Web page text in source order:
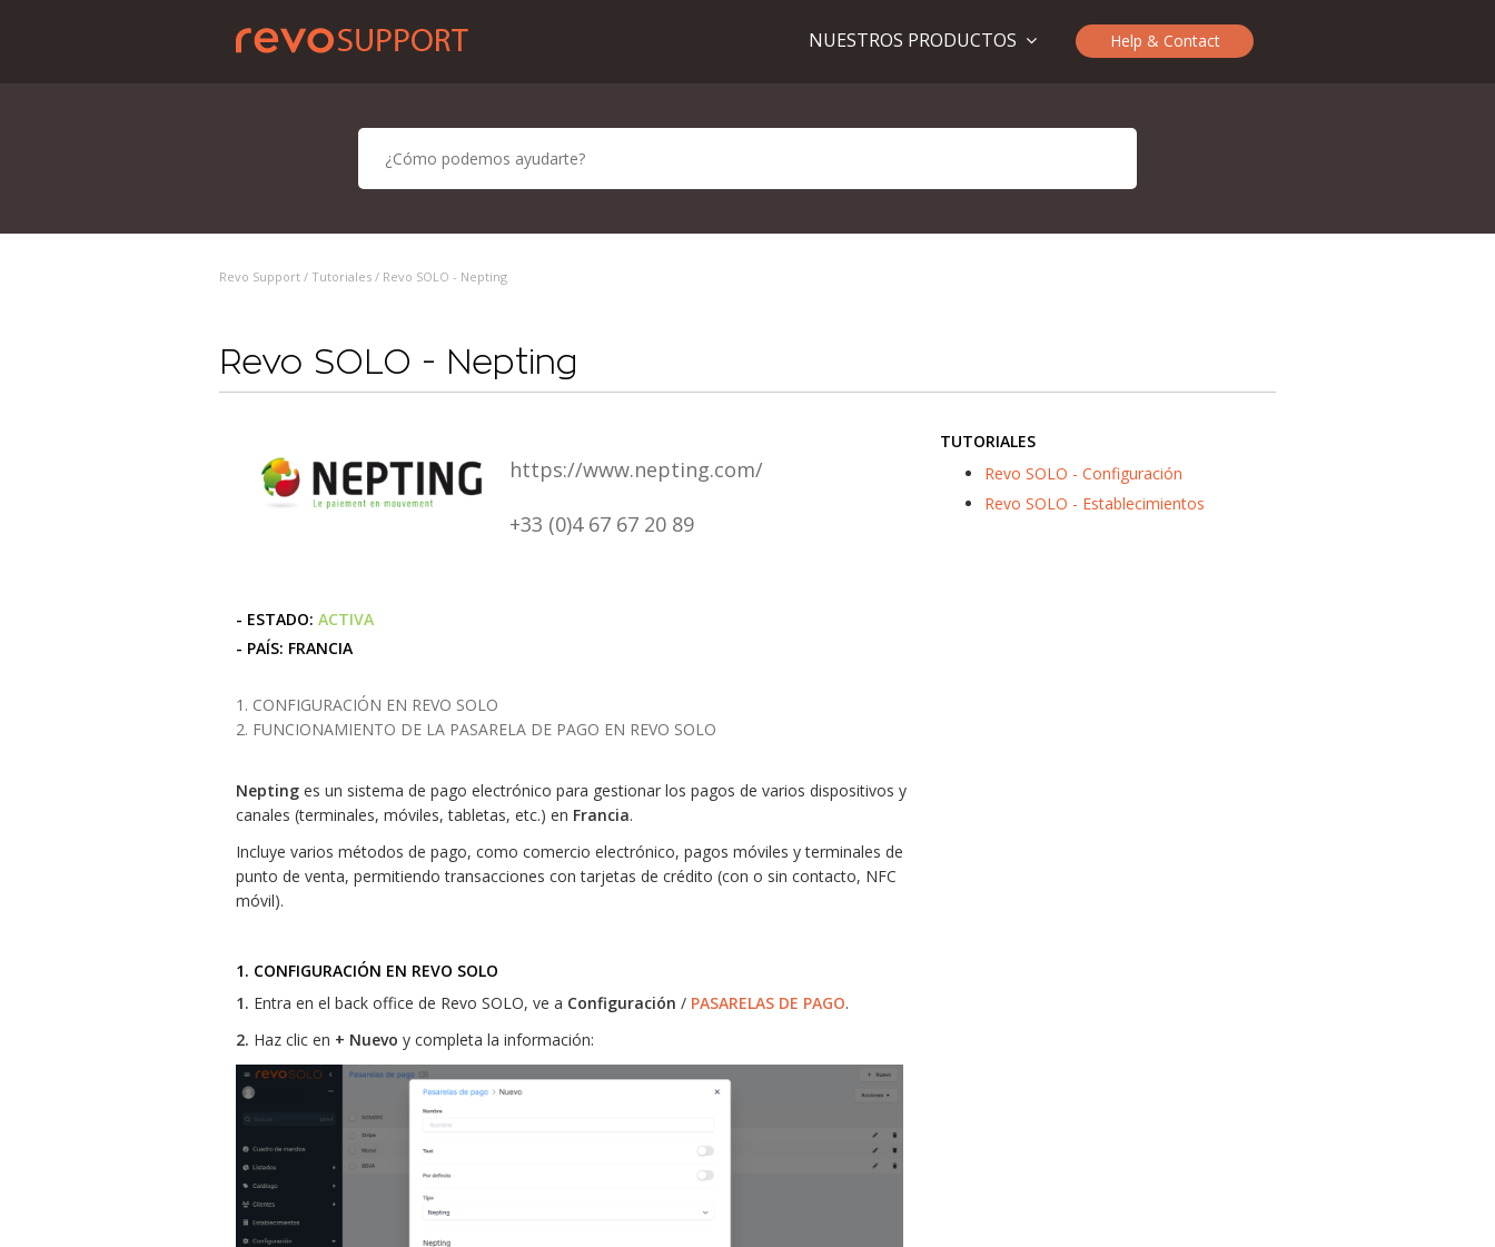
Help & Contact
NUESTROS PRODUCTOS
Revo Support / Tutoriales / Revo SOLO - Nepting
Revo SOLO - Nepting
https://www.nepting.com/
+33 (0)4 67 67 20 89
- ESTADO: ACTIVA
- PAÍS: FRANCIA
1. CONFIGURACIÓN EN REVO SOLO
2. FUNCIONAMIENTO DE LA PASARELA DE PAGO EN REVO SOLO
Nepting es un sistema de pago electrónico para gestionar los pagos de varios dispositivos y
canales (terminales, móviles, tabletas, etc.) en Francia.
Incluye varios métodos de pago, como comercio electrónico, pagos móviles y terminales de
punto de venta, permitiendo transacciones con tarjetas de crédito (con o sin contacto, NFC
móvil).
1. CONFIGURACIÓN EN REVO SOLO
1. Entra en el back office de Revo SOLO, ve a Configuración / PASARELAS DE PAGO.
2. Haz clic en + Nuevo y completa la información:
TUTORIALES
Revo SOLO - Configuración
Revo SOLO - Establecimientos